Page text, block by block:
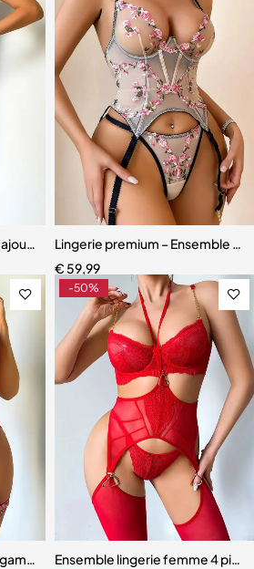
avec fente haute et effet
Lingerie premium – Ensemble
€ 59,99
– Soutien-gorge et culotte en
-50%
Ensemble lingerie femme 4